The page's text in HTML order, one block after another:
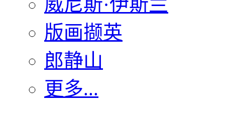
版画撷英
郎静山
更多...